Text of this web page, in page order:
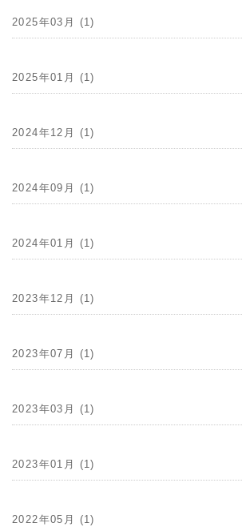
2025年03月 (1)
2025年01月 (1)
2024年12月 (1)
2024年09月 (1)
2024年01月 (1)
2023年12月 (1)
2023年07月 (1)
2023年03月 (1)
2023年01月 (1)
2022年05月 (1)